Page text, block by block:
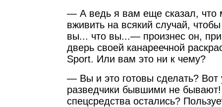
— А ведь я вам еще сказал, что
вживить на всякий случай,
вы... что вы...— произнес он,
дверь своей канареечной
Sport. Или вам это ни к чему?
— Вы и это готовы сделать? Вот
разведчики бывшими не
спецсредства остались?